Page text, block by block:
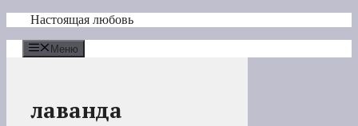
Перейти
содержимому
Настоящая любовь
Меню
лаванда